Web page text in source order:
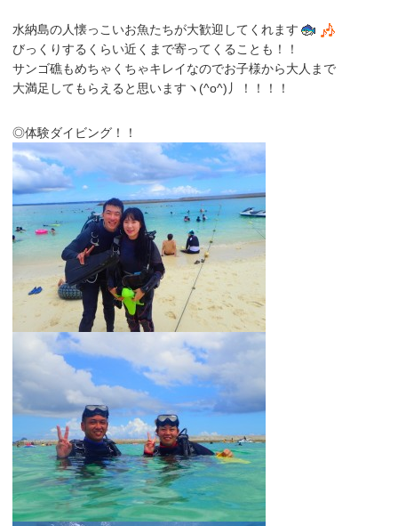
水納島の人懐っこいお魚たちが大歓迎してくれます
びっくりするくらい近くまで寄ってくることも！！
サンゴ礁もめちゃくちゃキレイなのでお子様から大人まで
大満足してもらえると思いますヽ(^o^)丿！！！！
◎体験ダイビング！！